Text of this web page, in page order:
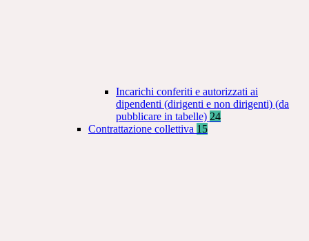
Incarichi conferiti e autorizzati ai
dipendenti (dirigenti e non dirigenti) (da
pubblicare in tabelle) 24
Contrattazione collettiva 15